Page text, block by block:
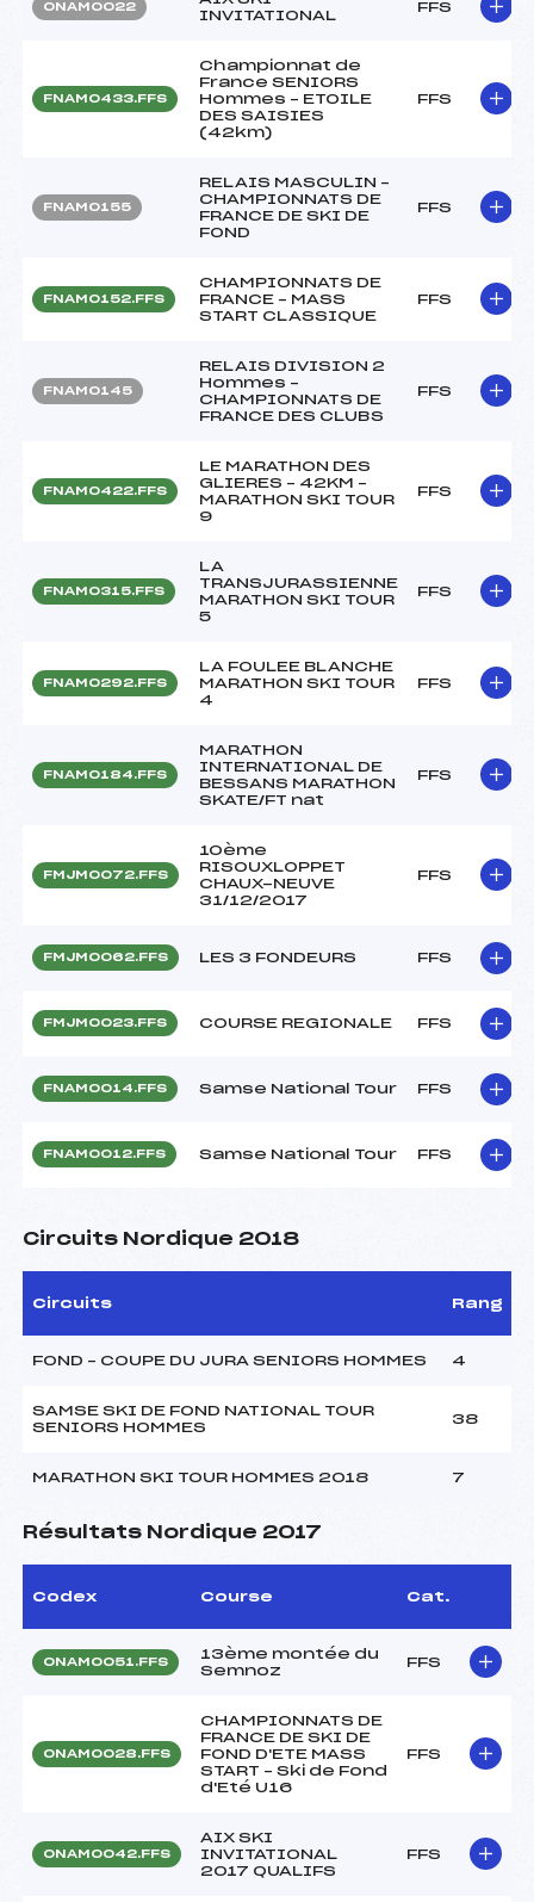
ONAM0022
INVITATIONAL
FFS
FNAM0433.FFS
Championnat de
France SENIORS
Hommes – ETOILE
DES SAISIES
(42km)
FFS
FNAM0155
RELAIS MASCULIN –
CHAMPIONNATS DE
FRANCE DE SKI DE
FOND
FFS
FNAM0152.FFS
CHAMPIONNATS DE
FRANCE – MASS
START CLASSIQUE
FFS
FNAM0145
RELAIS DIVISION 2
Hommes –
CHAMPIONNATS DE
FRANCE DES CLUBS
FFS
FNAM0422.FFS
LE MARATHON DES
GLIERES – 42KM –
MARATHON SKI TOUR
9
FFS
FNAM0315.FFS
LA
TRANSJURASSIENNE
MARATHON SKI TOUR
5
FFS
FNAM0292.FFS
LA FOULEE BLANCHE
MARATHON SKI TOUR
4
FFS
FNAM0184.FFS
MARATHON
INTERNATIONAL DE
BESSANS MARATHON
SKATE/FT nat
FFS
FMJM0072.FFS
10ème
RISOUXLOPPET
CHAUX-NEUVE
31/12/2017
FFS
FMJM0062.FFS LES 3 FONDEURS FFS
FMJM0023.FFS COURSE REGIONALE FFS
FNAM0014.FFS Samse National Tour FFS
FNAM0012.FFS Samse National Tour FFS
Circuits Nordique 2018
Circuits Rang
FOND – COUPE DU JURA SENIORS HOMMES 4
SAMSE SKI DE FOND NATIONAL TOUR
SENIORS HOMMES
38
MARATHON SKI TOUR HOMMES 2018 7
Résultats Nordique 2017
Codex Course Cat.
ONAM0051.FFS
13ème montée du
Semnoz
FFS
ONAM0028.FFS
CHAMPIONNATS DE
FRANCE DE SKI DE
FOND D'ETE MASS
START – Ski de Fond
d'Eté U16
FFS
ONAM0042.FFS
AIX SKI
INVITATIONAL
2017 QUALIFS
FFS